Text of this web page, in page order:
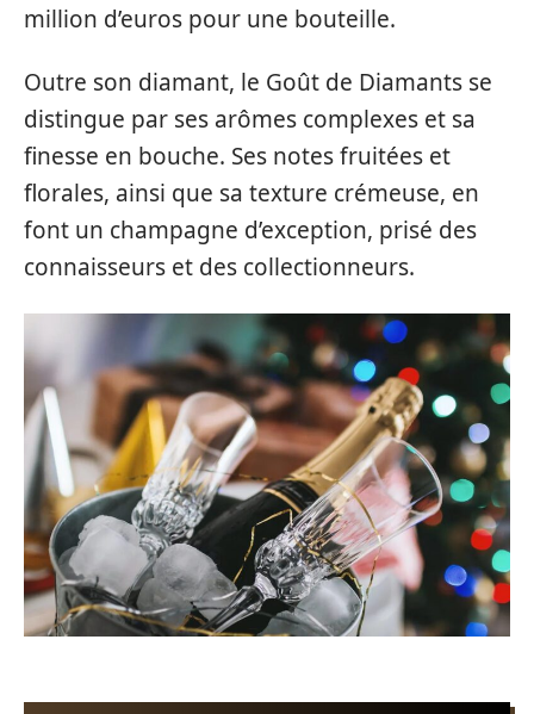
million d’euros pour une bouteille.
Outre son diamant, le Goût de Diamants se
distingue par ses arômes complexes et sa
finesse en bouche. Ses notes fruitées et
florales, ainsi que sa texture crémeuse, en
font un champagne d’exception, prisé des
connaisseurs et des collectionneurs.